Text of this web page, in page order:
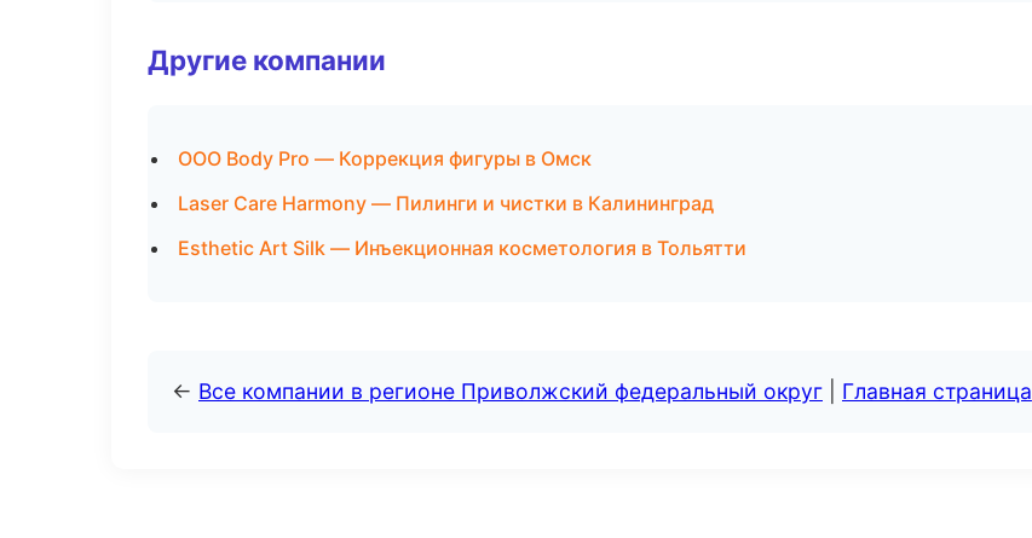
Другие компании
ООО Body Pro — Коррекция фигуры в Омск
Laser Care Harmony — Пилинги и чистки в Калининград
Esthetic Art Silk — Инъекционная косметология в Тольятти
← Все компании в регионе Приволжский федеральный округ Главная страница